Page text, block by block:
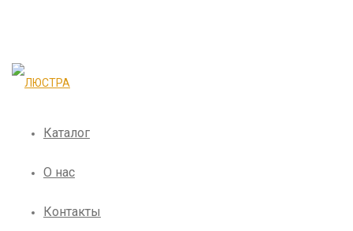
Каталог
О нас
Контакты